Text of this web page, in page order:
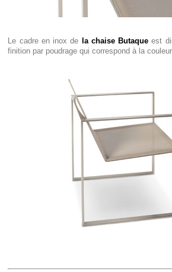
Le cadre en inox de la chaise Butaque est
finition par poudrage qui correspond à la